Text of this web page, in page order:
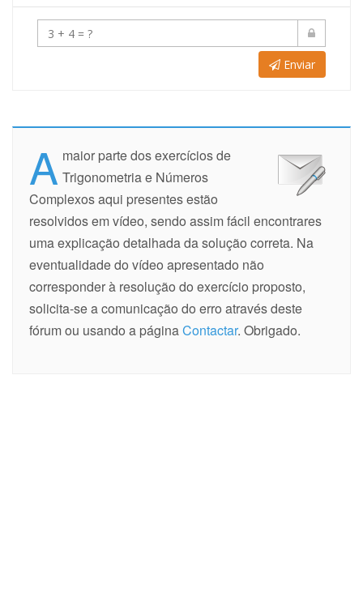
Enviar
A maior parte dos exercícios de
Trigonometria e Números
Complexos aqui presentes estão
resolvidos em vídeo, sendo assim fácil encontrares
uma explicação detalhada da solução correta. Na
eventualidade do vídeo apresentado não
corresponder à resolução do exercício proposto,
solicita-se a comunicação do erro através deste
fórum ou usando a páginaContactar. Obrigado.